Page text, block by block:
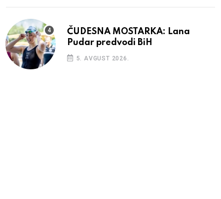
ČUDESNA MOSTARKA: Lana
Pudar predvodi BiH
5. AVGUST 2026.